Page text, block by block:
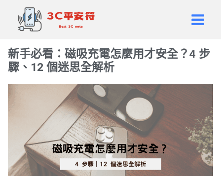
Main
新手必看：磁吸充電怎麼用才安全？4 步
驟、12 個迷思全解析